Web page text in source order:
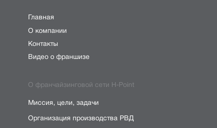
Видео о франшизе
Контакты
О компании
Главная
Миссия, цели, задачи
Организация производства РВД
О франчайзинговой сети H-Point